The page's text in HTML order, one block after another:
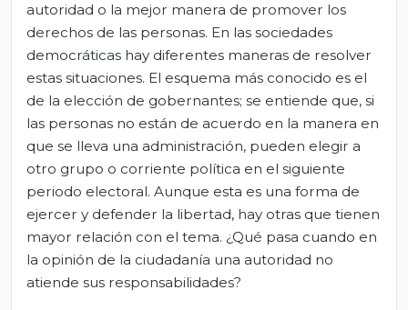
autoridad o la mejor manera de promover los
derechos de las personas. En las sociedades
democráticas hay diferentes maneras de resolver
estas situaciones. El esquema más conocido es el
de la elección de gobernantes; se entiende que, si
las personas no están de acuerdo en la manera en
que se lleva una administración, pueden elegir a
otro grupo o corriente política en el siguiente
periodo electoral. Aunque esta es una forma de
ejercer y defender la libertad, hay otras que tienen
mayor relación con el tema. ¿Qué pasa cuando en
la opinión de la ciudadanía una autoridad no
atiende sus responsabilidades?